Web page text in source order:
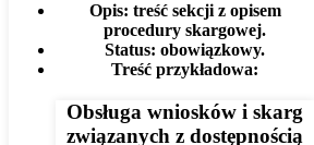
Opis: treść sekcji z opisem
procedury skargowej.
Status: obowiązkowy.
Treść przykładowa:
Obsługa wniosków i skarg
związanych z dostępnością